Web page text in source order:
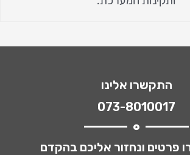
התקשרו אלינו
073-8010017
פרטים ונחזור אליכם בהקדם